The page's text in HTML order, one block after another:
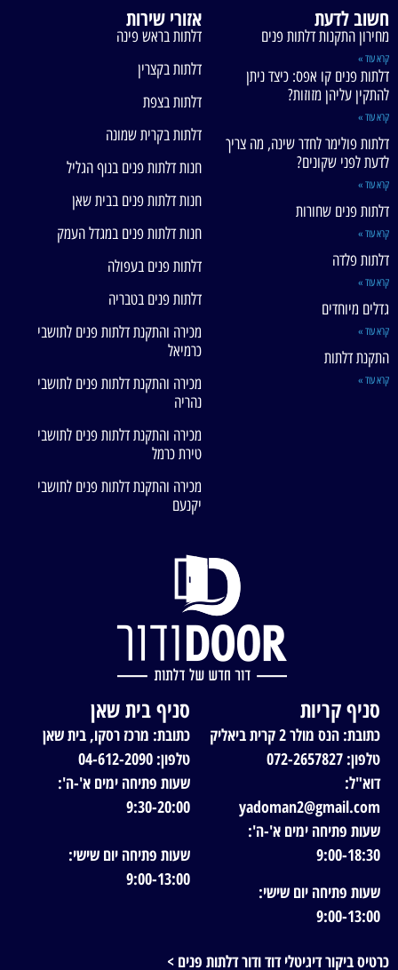
חשוב לדעת
מחירון התקנות דלתות פנים
קרא עוד »
דלתות פנים קו אפס: כיצד ניתן
להתקין עליהן מזוזות?
קרא עוד »
דלתות פולימר לחדר שינה, מה צריך
לדעת לפני שקונים?
קרא עוד »
דלתות פנים שחורות
קרא עוד »
דלתות פלדה
קרא עוד »
גדלים מיוחדים
קרא עוד »
התקנת דלתות
קרא עוד »
אזורי שירות
דלתות בראש פינה
דלתות בקצרין
דלתות בצפת
דלתות בקרית שמונה
חנות דלתות פנים בנוף הגליל
חנות דלתות פנים בבית שאן
חנות דלתות פנים במגדל העמק
דלתות פנים בעפולה
דלתות פנים בטבריה
מכירה והתקנת דלתות פנים לתושבי
כרמיאל
מכירה והתקנת דלתות פנים לתושבי
נהריה
מכירה והתקנת דלתות פנים לתושבי
טירת כרמל
מכירה והתקנת דלתות פנים לתושבי
יקנעם
סניף קריות
כתובת: הנס מולר 2 קרית ביאליק
טלפון: 072-2657827
דוא"ל:
yadoman2@gmail.com
שעות פתיחה ימים א'-ה':
9:00-18:30
שעות פתיחה יום שישי:
9:00-13:00
סניף בית שאן
כתובת: מרכז רסקו, בית שאן
טלפון: 04-612-2090
שעות פתיחה ימים א'-ה':
9:30-20:00
שעות פתיחה יום שישי:
9:00-13:00
כרטיס ביקור דיגיטלי דוד ודור דלתות פנים >